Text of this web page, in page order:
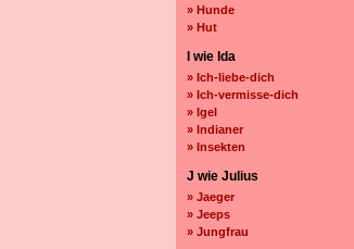
» Hunde
» Hut
I wie Ida
» Ich-liebe-dich
» Ich-vermisse-dich
» Igel
» Indianer
» Insekten
J wie Julius
» Jaeger
» Jeeps
» Jungfrau